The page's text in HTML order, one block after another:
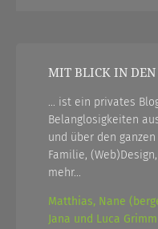
MIT BLICK IN
... ist ein privates
Belanglosigkeiten
und über den
Familie,
mehr...
Matthias, Nane
Jana und Luca Grimm